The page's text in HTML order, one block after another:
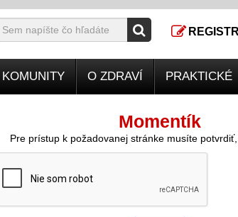
KOMUNITY O ZDRAVÍ PRAKTICKÉ
Momentík
Pre prístup k požadovanej stránke musíte